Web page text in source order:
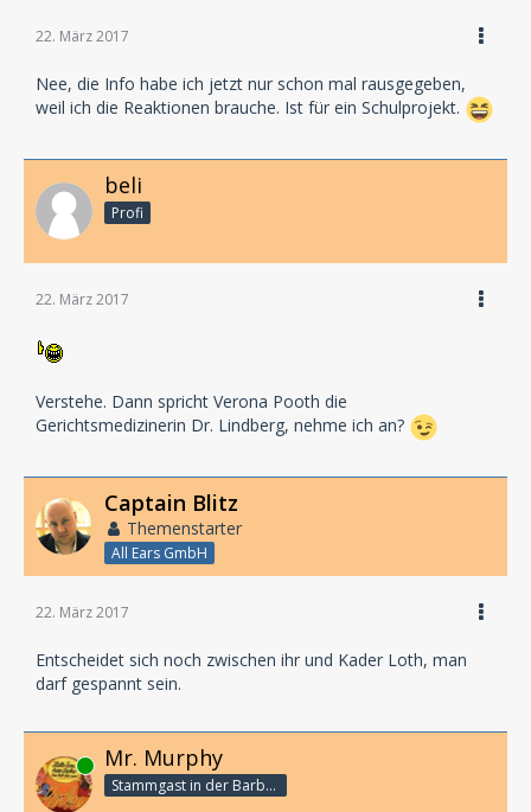
22. März 2017
Nee, die Info habe ich jetzt nur schon mal rausgegeben,
weil ich die Reaktionen brauche. Ist für ein Schulprojekt.
beli
Profi
22. März 2017
Verstehe. Dann spricht Verona Pooth die
Gerichtsmedizinerin Dr. Lindberg, nehme ich an?
Captain Blitz
Themenstarter
All Ears GmbH
22. März 2017
Entscheidet sich noch zwischen ihr und Kader Loth, man
darf gespannt sein.
Online Mr. Murphy
Stammgast in der Barbarabar